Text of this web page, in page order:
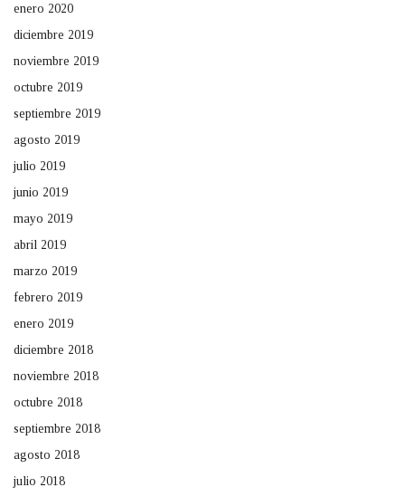
enero 2020
diciembre 2019
noviembre 2019
octubre 2019
septiembre 2019
agosto 2019
julio 2019
junio 2019
mayo 2019
abril 2019
marzo 2019
febrero 2019
enero 2019
diciembre 2018
noviembre 2018
octubre 2018
septiembre 2018
agosto 2018
julio 2018